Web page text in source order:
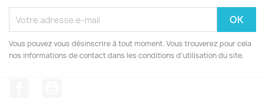
Vous pouvez vous désinscrire à tout moment. Vous trouverez pour cela
nos informations de contact dans les conditions d'utilisation du site.